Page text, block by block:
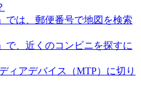
では、郵便番号で地図を検索
で、近くのコンビニを探すに
ィアデバイス（MTP）に切り